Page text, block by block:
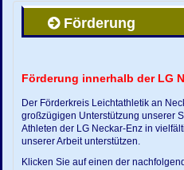
Förderung
Förderung innerhalb der LG
Der Förderkreis Leichtathletik an
großzügigen Unterstützung unserer
Athleten der LG Neckar-Enz in
unserer Arbeit unterstützen.
Klicken Sie auf einen der